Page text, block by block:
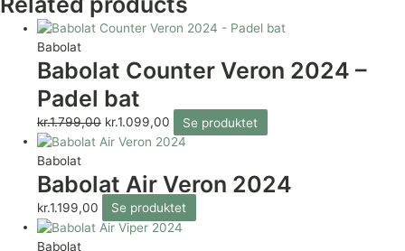
Babolat
Babolat Counter Veron 2024 –
Padel bat
kr.1.799,00 kr.1.099,00 Se produktet
Babolat
Babolat Air Veron 2024
kr.1.199,00 Se produktet
Babolat